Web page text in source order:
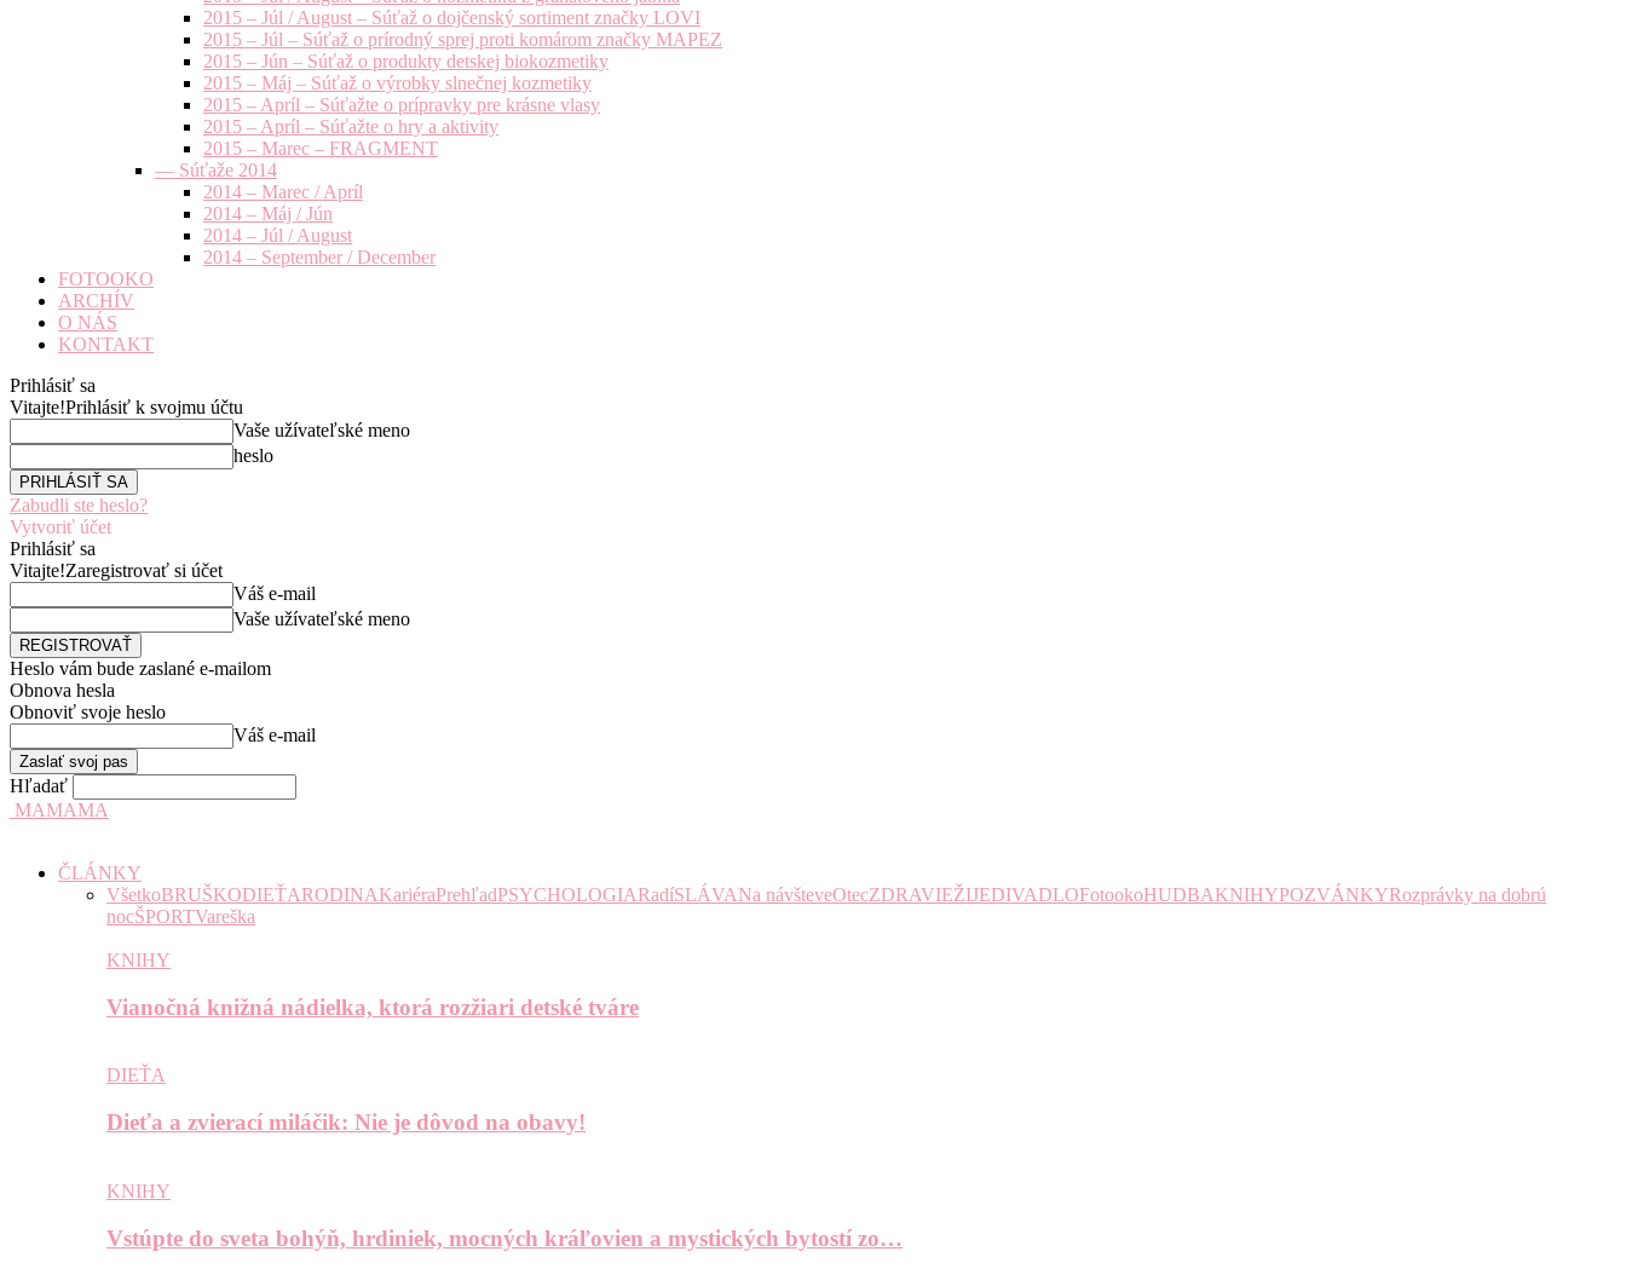
2015 – Júl / August – Súťaž o dojčenský sortiment značky LOVI
2015 – Júl – Súťaž o prírodný sprej proti komárom značky MAPEZ
2015 – Jún – Súťaž o produkty detskej biokozmetiky
2015 – Máj – Súťaž o výrobky slnečnej kozmetiky
2015 – Apríl – Súťažte o prípravky pre krásne vlasy
2015 – Apríl – Súťažte o hry a aktivity
2015 – Marec – FRAGMENT
— Súťaže 2014
2014 – Marec / Apríl
2014 – Máj / Jún
2014 – Júl / August
2014 – September / December
FOTOOKO
ARCHÍV
O NÁS
KONTAKT
Prihlásiť sa
Vitajte!Prihlásiť k svojmu účtu
Vaše užívateľské meno
heslo
Zabudli ste heslo?
Vytvoriť účet
Prihlásiť sa
Vitajte!Zaregistrovať si účet
Váš e-mail
Vaše užívateľské meno
Heslo vám bude zaslané e-mailom
Obnova hesla
Obnoviť svoje heslo
Váš e-mail
Hľadať
MAMAMA
ČLÁNKY
VšetkoBRUŠKODIEŤARODINAKariéraPrehľadPSYCHOLOGIARadíSLÁVANa návšteveOtecZDRAVIEŽIJEDIVADLOFotookoHUDBAKNIHYPOZVÁNKYRozprávky na dobrú
nocŠPORTVareška
KNIHY
Vianočná knižná nádielka, ktorá rozžiari detské tváre
DIEŤA
Dieťa a zvierací miláčik: Nie je dôvod na obavy!
KNIHY
Vstúpte do sveta bohýň, hrdiniek, mocných kráľovien a mystických bytostí zo…